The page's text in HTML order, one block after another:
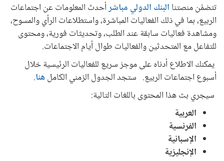
تتضمَّن منصتنا البنك الدولي مباشرأحدث المعلومات عن اجتماعات
الربيع، بما في ذلك الفعاليات المباشرة، واستطلاعات الرأي والمسوح،
ومشاهدة فعاليات سابقة عند الطلب، وتحديثات فورية، ومحتوى
للتفاعل مع المتحدثين والفعاليات طوال أيام الاجتماعات.
يمكنك الاطلاع أدناه على موجز سريع للفعاليات الرئيسية خلال
أسبوع اجتماعات الربيع. ستجد الجدول الزمني الكاملهنا.
سيجري بث هذا المحتوى باللغات التالية:
العربية
الفرنسية
الإسبانية
الإنجليزية